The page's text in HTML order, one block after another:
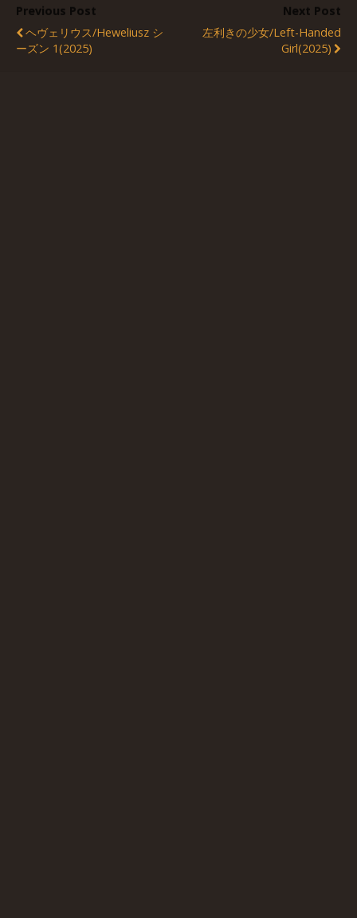
Previous Post
ヘヴェリウス/Heweliusz シ
ーズン 1(2025)
Next Post
左利きの少女/Left-Handed
Girl(2025)